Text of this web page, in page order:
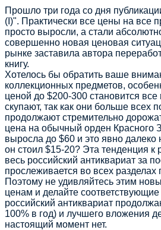
Прошло три года со дня
(I)". Практически все цены на все
просто выросли, а стали
совершенно новая ценовая
рынке заставила автора
книгу.
Хотелось бы обратить ваше
коллекционных предметов,
ценой до $200-300 становится
скупают, так как они больше всех
продолжают стремительно
цена на обычный орден
выросла до $60 и это явно далеко
он стоил $15-20? Эта тенденция к
весь российский антиквариат за
прослеживается во всех разделах
Поэтому не удивляйтесь этим
ценам и делайте
российский антиквариат
100% в год) и лучшего вложения
настоящий момент нет.